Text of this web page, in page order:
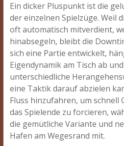
Ein dicker Pluspunkt ist die
der einzelnen Spielzüge. Weil
oft automatisch mitverdient,
hinabsegeln, bleibt die
sich eine Partie entwickelt,
Eigendynamik am Tisch ab
unterschiedliche
eine Taktik darauf abzielen
Fluss hinzufahren, um schnell
das Spielende zu forcieren,
die gemütliche Variante und
Hafen am Wegesrand mit.